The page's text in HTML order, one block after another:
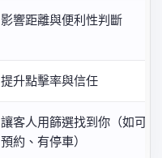
影響距離與便利性判斷
提升點擊率與信任
讓客人用篩選找到你（如可
預約、有停車）